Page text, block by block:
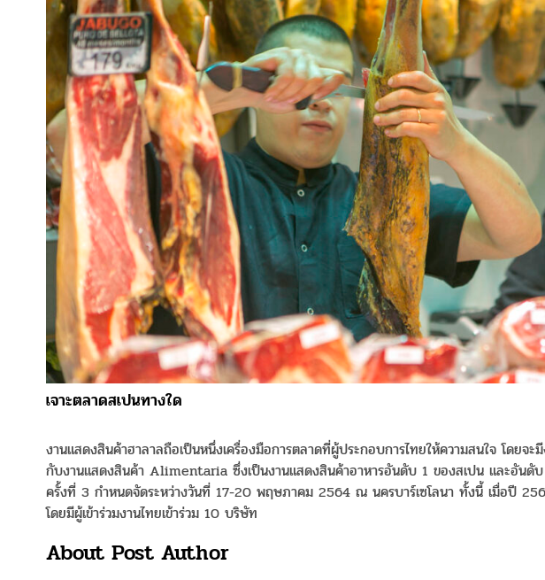
เจาะตลาดสเปนทางใด
งานแสดงสินค้าฮาลาลถือเป็นหนึ่งเครื่องมือการตลาดที่ผู้ประกอบการไทยให้ความสนใจ โด
กับงานแสดงสินค้า Alimentaria ซึ่งเป็นงานแสดงสินค้าอาหารอันดับ 1 ของสเปน และอันดั
ครั้งที่ 3 กำหนดจัดระหว่างวันที่ 17-20 พฤษภาคม 2564 ณ นครบาร์เซโลนา ทั้งนี้ เมื่อปี
โดยมีผู้เข้าร่วมงานไทยเข้าร่วม 10 บริษัท
About Post Author